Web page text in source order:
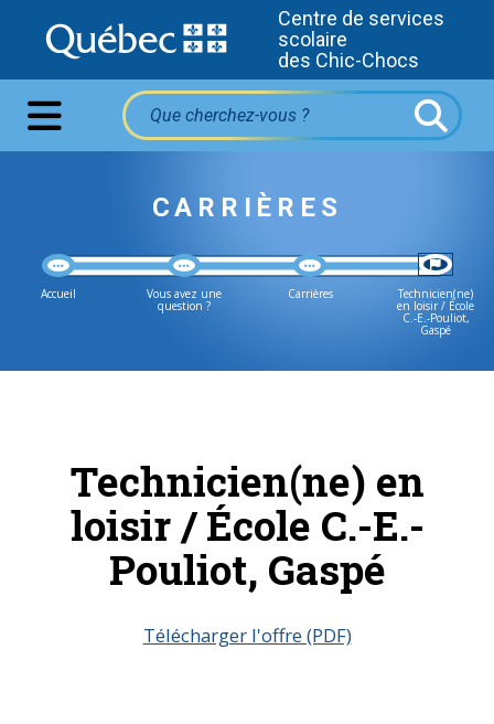
Centre de services
scolaire
des Chic-Chocs
CARRIÈRES
Accueil Vous avez une
question ?
Carrières Technicien(ne)
en loisir / École
C.-E.-Pouliot,
Gaspé
Technicien(ne) en
loisir / École C.-E.-
Pouliot, Gaspé
Télécharger l'offre (PDF)